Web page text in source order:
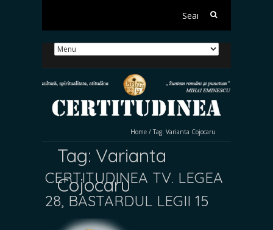
Search
Home / Tag: Varianta Cojocaru
Tag: Varianta
Cojocaru
CERTITUDINEA TV. LEGEA
28, BASTARDUL LEGII 15